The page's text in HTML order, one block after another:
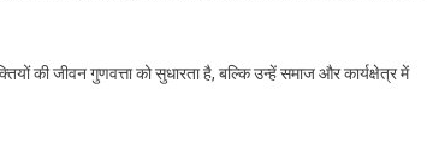
की जीवन गुणवत्ता को सुधारता है, बल्कि उन्हें समाज और कार्यक्षेत्र में